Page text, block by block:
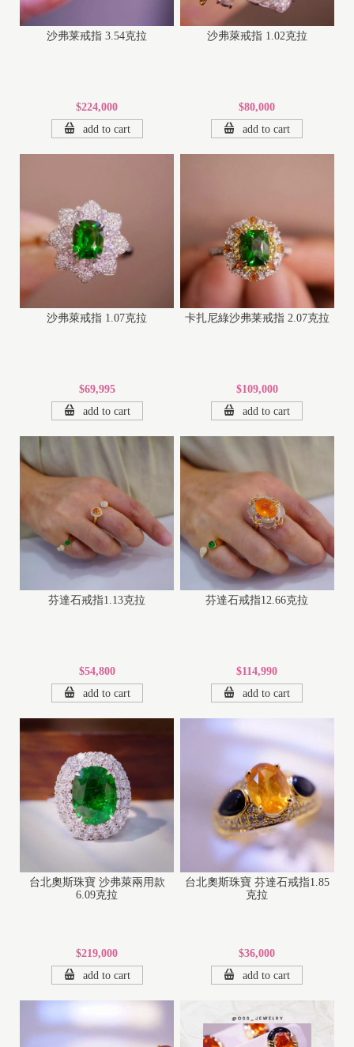
沙弗莱戒指 3.54克拉
$224,000
add to cart
沙弗萊戒指 1.02克拉
$80,000
add to cart
沙弗萊戒指 1.07克拉
$69,995
add to cart
卡扎尼綠沙弗莱戒指 2.07克拉
$109,000
add to cart
芬達石戒指1.13克拉
$54,800
add to cart
芬達石戒指12.66克拉
$114,990
add to cart
台北奧斯珠寶 沙弗萊兩用款
6.09克拉
$219,000
add to cart
台北奧斯珠寶 芬達石戒指1.85
克拉
$36,000
add to cart